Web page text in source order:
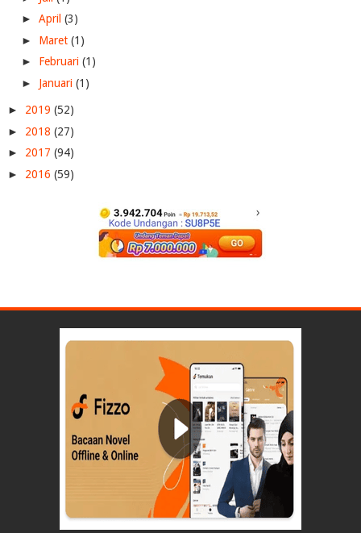
► April (3)
► Maret (1)
► Februari (1)
► Januari (1)
► 2019 (52)
► 2018 (27)
► 2017 (94)
► 2016 (59)